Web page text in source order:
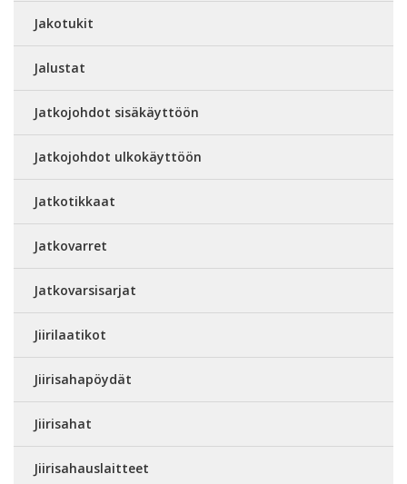
Jakotukit
Jalustat
Jatkojohdot sisäkäyttöön
Jatkojohdot ulkokäyttöön
Jatkotikkaat
Jatkovarret
Jatkovarsisarjat
Jiirilaatikot
Jiirisahapöydät
Jiirisahat
Jiirisahauslaitteet